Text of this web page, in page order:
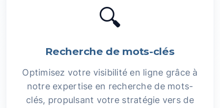
🔍
Recherche de mots-clés
Optimisez votre visibilité en ligne grâce à
notre expertise en recherche de mots-
clés, propulsant votre stratégie vers de